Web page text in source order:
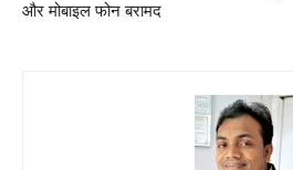
और मोबाइल फोन बरामद